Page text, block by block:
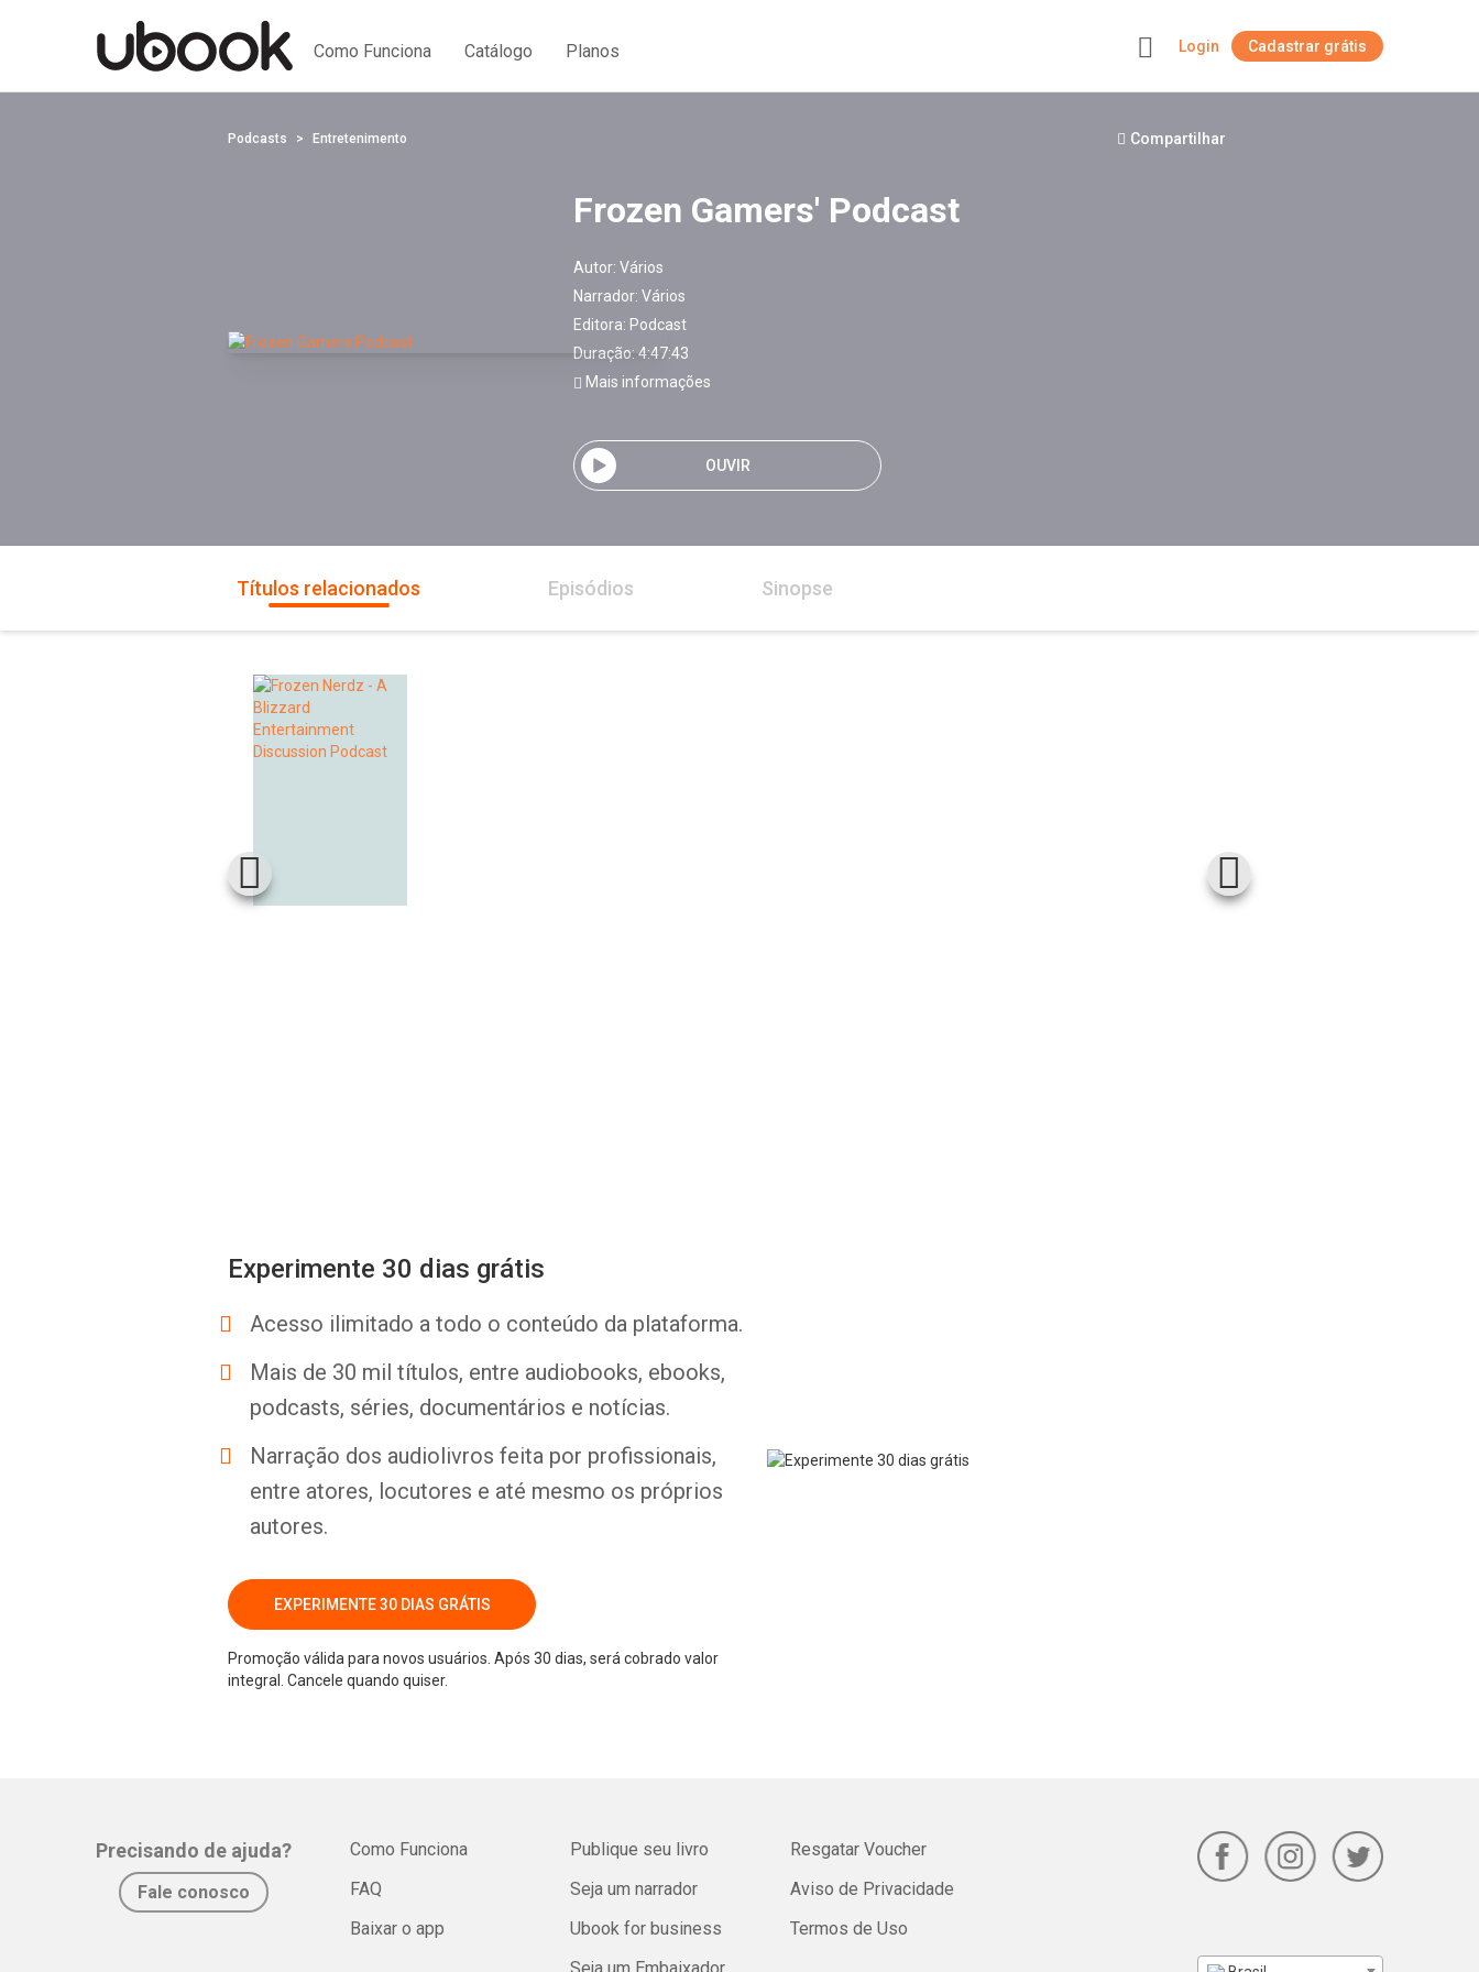
Como Funciona Catálogo Planos Login Cadastrar grátis
Podcasts Entretenimento Compartilhar
Frozen Gamers' Podcast
Autor: Vários
Narrador: Vários
Editora: Podcast
Duração: 4:47:43
Mais informações
OUVIR
Títulos relacionados Episódios Sinopse
Experimente 30 dias grátis
Acesso ilimitado a todo o conteúdo da plataforma.
Mais de 30 mil títulos, entre audiobooks, ebooks,
podcasts, séries, documentários e notícias.
Narração dos audiolivros feita por profissionais,
entre atores, locutores e até mesmo os próprios
autores.
EXPERIMENTE 30 DIAS GRÁTIS
Promoção válida para novos usuários. Após 30 dias, será cobrado valor
integral. Cancele quando quiser.
Precisando de ajuda?
Fale conosco
Como Funciona
FAQ
Baixar o app
Publique seu livro
Seja um narrador
Ubook for business
Resgatar Voucher
Aviso de Privacidade
Termos de Uso
Whatsapp